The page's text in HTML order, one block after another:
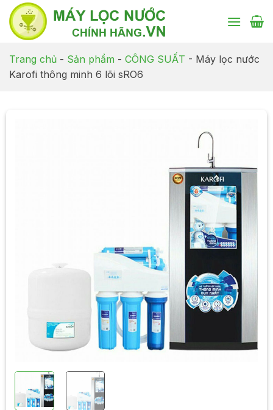
Chuyển
đến
nội
dung
Trang chủ - Sản phẩm - CÔNG SUẤT - Máy lọc nước
Karofi thông minh 6 lõi sRO6